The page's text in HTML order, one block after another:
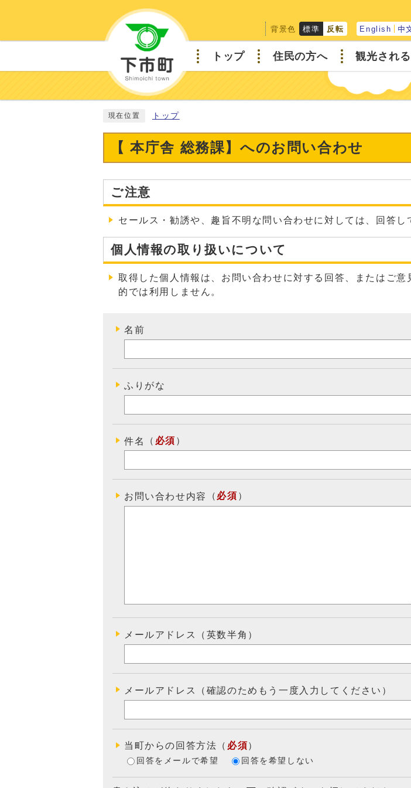
背景色
標準 反転 English 中
トップ 住民の方へ 観光され
現在位置 トップ
【 本庁舎 総務課】へのお問い合わせ
ご注意
セールス・勧誘や、趣旨不明な問い合わせに対しては、回答し
個人情報の取り扱いについて
取得した個人情報は、お問い合わせに対する回答、またはご
的では利用しません 。
名前
ふりがな
件名 （ 必須 ）
お問い合わせ内容 （ 必須 ）
メールアドレス（英数半角）
メールアドレス（確認のためもう一度入力してください）
当町からの回答方法 （ 必須）
回答をメールで希望 回答を希望しない